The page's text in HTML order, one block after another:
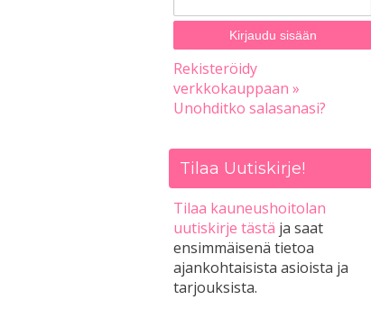
Rekisteröidy
verkkokauppaan »
Unohditko salasanasi?
Tilaa Uutiskirje!
Tilaa kauneushoitolan
uutiskirje tästä ja saat
ensimmäisenä tietoa
ajankohtaisista asioista ja
tarjouksista.